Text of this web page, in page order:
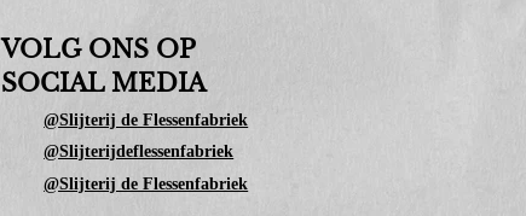
VOLG ONS OP
SOCIAL MEDIA
@Slijterij de Flessenfabriek
@Slijterijdeflessenfabriek
@Slijterij de Flessenfabriek